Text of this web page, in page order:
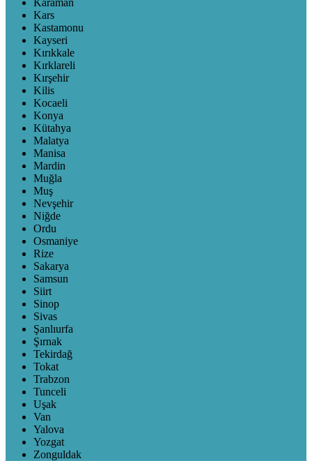
Karaman
Kars
Kastamonu
Kayseri
Kırıkkale
Kırklareli
Kırşehir
Kilis
Kocaeli
Konya
Kütahya
Malatya
Manisa
Mardin
Muğla
Muş
Nevşehir
Niğde
Ordu
Osmaniye
Rize
Sakarya
Samsun
Siirt
Sinop
Sivas
Şanlıurfa
Şırnak
Tekirdağ
Tokat
Trabzon
Tunceli
Uşak
Van
Yalova
Yozgat
Zonguldak